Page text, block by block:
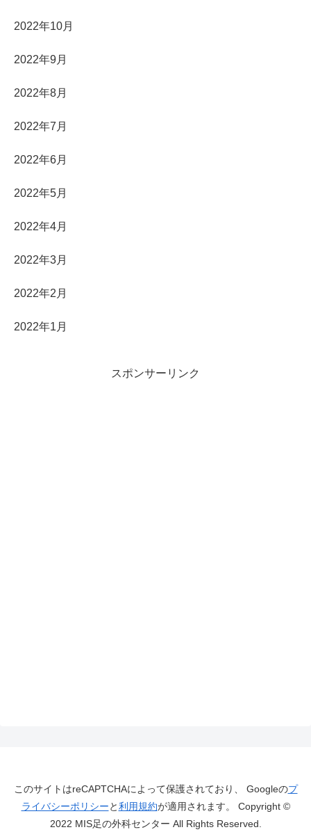
2022年10月
2022年9月
2022年8月
2022年7月
2022年6月
2022年5月
2022年4月
2022年3月
2022年2月
2022年1月
スポンサーリンク
このサイトはreCAPTCHAによって保護されており、 Googleのプ
ライバシーポリシーと利用規約が適用されます。 Copyright ©
2022 MIS足の外科センター All Rights Reserved.